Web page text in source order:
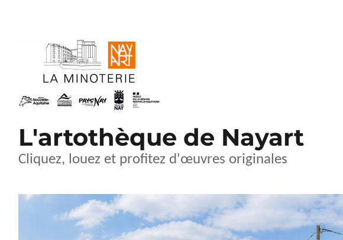
L'artothèque de Nayart
Cliquez, louez et profitez d'œuvres originales